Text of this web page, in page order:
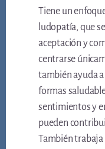
Tiene un
ludopatía, que
aceptación y
centrarse
también ayuda
formas
sentimientos y
pueden
También